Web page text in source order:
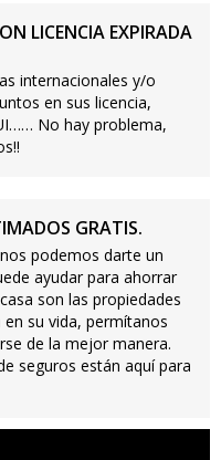
LICENCIA EXPIRADA
internacionales y/o
en sus licencia,
No hay problema,
GRATIS.
podemos darte un
ayudar para ahorrar
son las propiedades
su vida, permítanos
de la mejor manera.
seguros están aquí para